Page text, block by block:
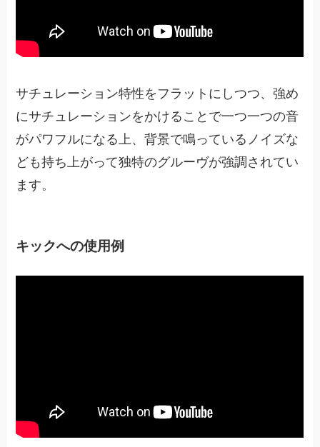
サチュレーション特性をフラットにしつつ、強め
にサチュレーションをかけることで一つ一つの音
がパワフルになる上、背景で鳴っているノイズな
ども持ち上がって独特のグルーヴが強調されてい
ます。
キックへの使用例